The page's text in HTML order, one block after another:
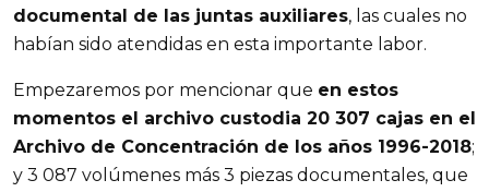
documental de las juntas auxiliares, las cuales no
habían sido atendidas en esta importante labor.
Empezaremos por mencionar que en estos
momentos el archivo custodia 20 307 cajas en el
Archivo de Concentración de los años 1996-2018;
y 3 087 volúmenes más 3 piezas documentales, que